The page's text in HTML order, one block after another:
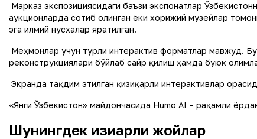
Марказ экспозициясидаги баъзи экспонатлар
аукционларда сотиб олинган ёки хорижий музейлар
эга илмий нусхалар яратилган.
Меҳмонлар учун турли интерактив форматлар мавжуд.
реконструкциялари бўйлаб сайр қилиш ҳамда буюк
Экранда тақдим этилган қизиқарли интерактивлар
«Янги Ўзбекистон» майдончасида Humo AI – рақамли
Шунингдек қизиқарли жойлар